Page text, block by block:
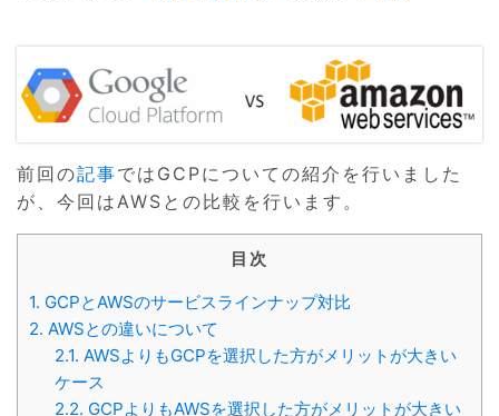
前回の記事ではGCPについての紹介を行いました
が、今回はAWSとの比較を行います。
目次
1. GCPとAWSのサービスラインナップ対比
2. AWSとの違いについて
2.1. AWSよりもGCPを選択した方がメリットが大きい
ケース
2.2. GCPよりもAWSを選択した方がメリットが大きい